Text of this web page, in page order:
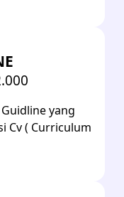
yang
Cv ( Curriculum